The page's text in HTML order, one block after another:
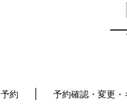
予約 予約確認・変更